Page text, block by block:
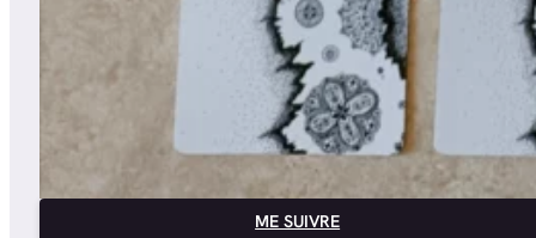
ME SUIVRE